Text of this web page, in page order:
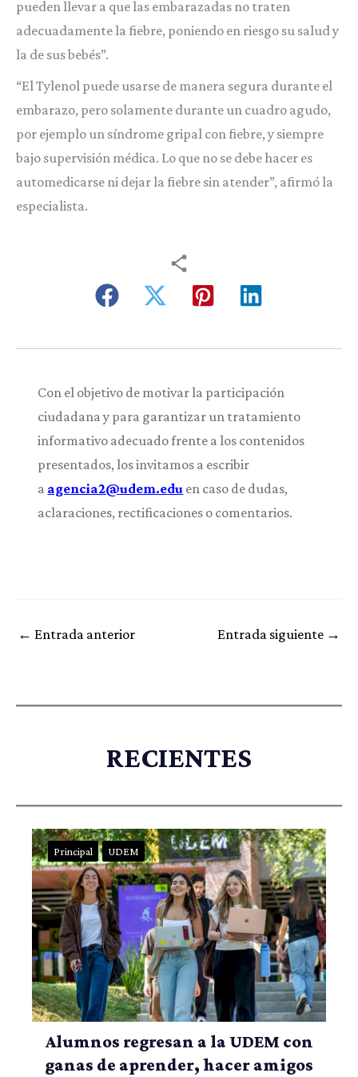
pueden llevar a que las embarazadas no traten
adecuadamente la fiebre, poniendo en riesgo su salud y
la de sus bebés”.
“El Tylenol puede usarse de manera segura durante el
embarazo, pero solamente durante un cuadro agudo,
por ejemplo un síndrome gripal con fiebre, y siempre
bajo supervisión médica. Lo que no se debe hacer es
automedicarse ni dejar la fiebre sin atender”, afirmó la
especialista.
Con el objetivo de motivar la participación
ciudadana y para garantizar un tratamiento
informativo adecuado frente a los contenidos
presentados, los invitamos a escribir
a agencia2@udem.edu en caso de dudas,
aclaraciones, rectificaciones o comentarios.
← Entrada anterior Entrada siguiente →
RECIENTES
Principal UDEM
Alumnos regresan a la UDEM con
ganas de aprender, hacer amigos